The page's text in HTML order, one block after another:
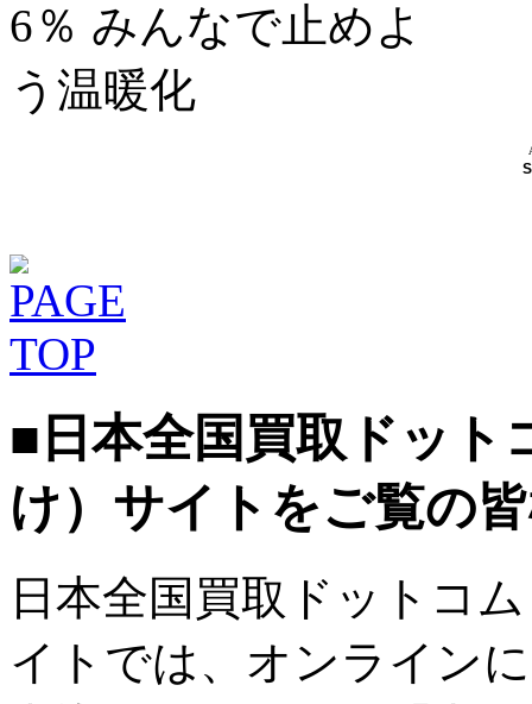
■日本全国買取ドット
け）サイトをご覧の
日本全国買取ドットコ
イトでは、オンライン